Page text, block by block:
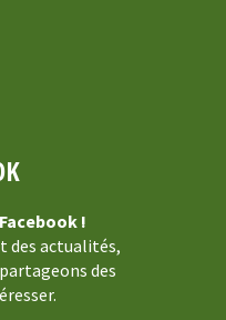
!
des actualités,
des